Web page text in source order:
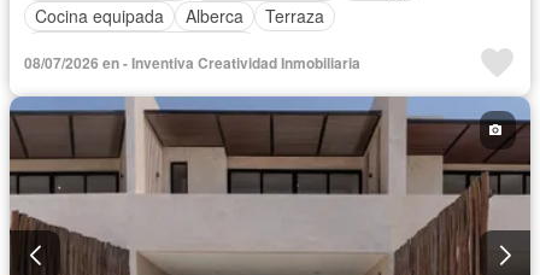
Cocina equipada
Alberca
Terraza
08/07/2026 en - Inventiva Creatividad Inmobiliaria